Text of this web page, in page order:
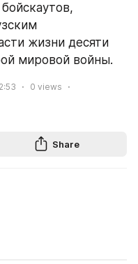
жизни десяти
мировой войны.
0 views
Share